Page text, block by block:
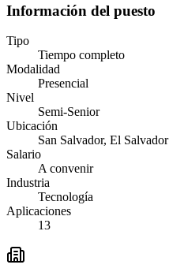
Información del puesto
Tipo
Tiempo completo
Modalidad
Presencial
Nivel
Semi-Senior
Ubicación
San Salvador, El Salvador
Salario
A convenir
Industria
Tecnología
Aplicaciones
13